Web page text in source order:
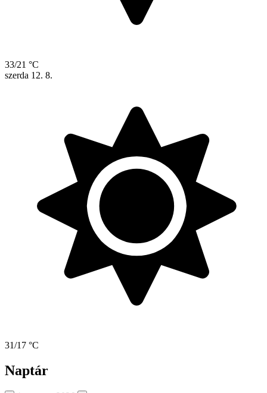
33/21 °C
szerda 12. 8.
31/17 °C
Naptár